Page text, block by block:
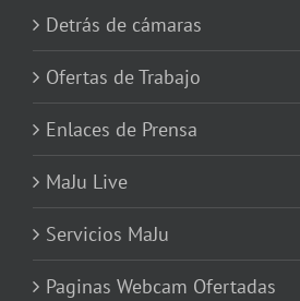
Detrás de cámaras
Ofertas de Trabajo
Enlaces de Prensa
MaJu Live
Servicios MaJu
Paginas Webcam Ofertadas